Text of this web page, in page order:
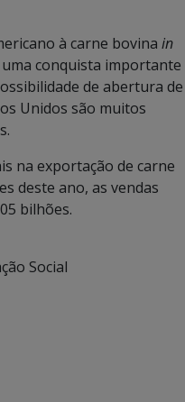
à carne bovina in
conquista importante
de abertura de
Unidos são muitos
na exportação de carne
deste ano, as vendas
bilhões.
Social